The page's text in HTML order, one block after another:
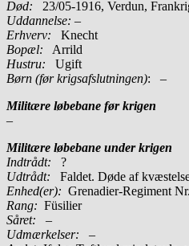
Død: 23/05-1916, Verdun,
Uddannelse: –
Erhverv: Knecht
Bopæl: Arrild
Hustru: Ugift
Børn (før krigsafslutningen): –
Militære løbebane før krigen
–
Militære løbebane under krigen
Indtrådt: ?
Udtrådt: Faldet. Døde af
Enhed(er): Grenadier-Regiment
Rang: Füsilier
Såret: –
Udmærkelser: –